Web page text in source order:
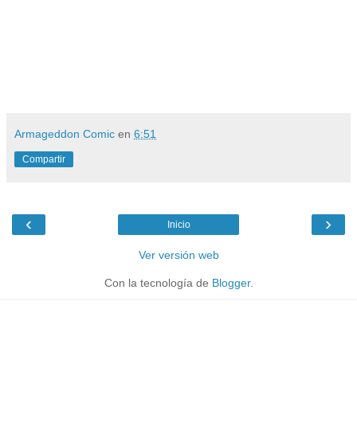
Armageddon Comic en 6:51
Compartir
‹ ›
Inicio
Ver versión web
Con la tecnología de Blogger.